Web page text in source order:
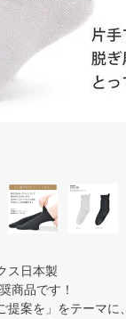
ス日本製
商品です！
提案を」をテーマに、